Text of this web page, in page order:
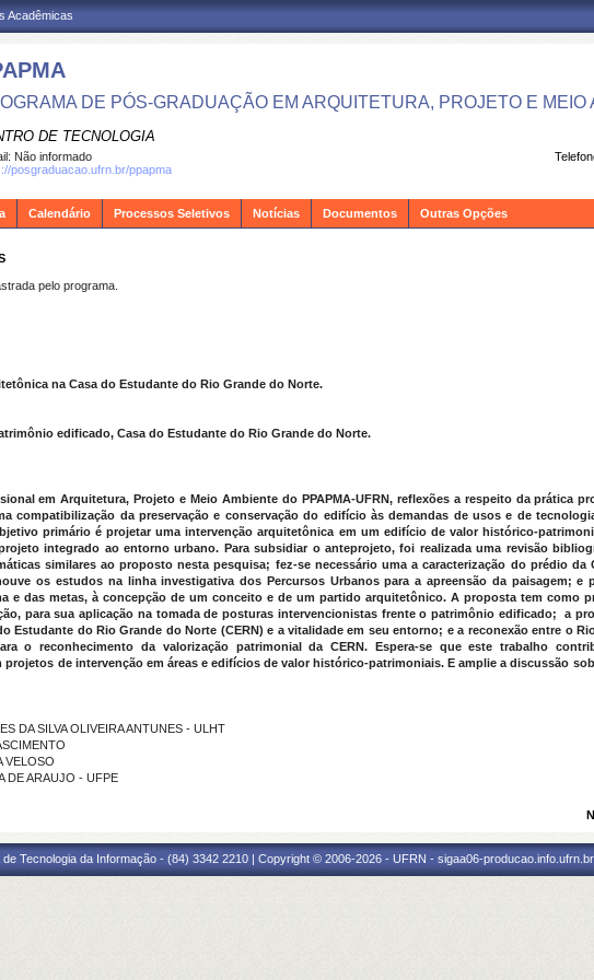
Acadêmicas
DE PÓS-GRADUAÇÃO EM ARQUITETURA, PROJETO E MEIO
DE TECNOLOGIA
Não informado
posgraduacao.ufrn.br/ppapma
Calendário Processos Seletivos Notícias Documentos Outras Opções
pelo programa.
na Casa do Estudante do Rio Grande do Norte.
edificado, Casa do Estudante do Rio Grande do Norte.
em Arquitetura, Projeto e Meio Ambiente do PPAPMA-UFRN, reflexões a respeito da prática
compatibilização da preservação e conservação do edifício às demandas de usos e de
primário é projetar uma intervenção arquitetônica em um edifício de valor histórico-
integrado ao entorno urbano. Para subsidiar o anteprojeto, foi realizada uma revisão
similares ao proposto nesta pesquisa; fez-se necessário uma a caracterização do prédio
os estudos na linha investigativa dos Percursos Urbanos para a apreensão da paisagem; e
e das metas, à concepção de um conceito e de um partido arquitetônico. A proposta tem como
para sua aplicação na tomada de posturas intervencionistas frente o patrimônio edificado; a
Estudante do Rio Grande do Norte (CERN) e a vitalidade em seu entorno; e a reconexão entre o
o reconhecimento da valorização patrimonial da CERN. Espera-se que este trabalho
de intervenção em áreas e edifícios de valor histórico-patrimoniais. E amplie a discussão
DA SILVA OLIVEIRA ANTUNES - ULHT
VELOSO
DE ARAUJO - UFPE
de Tecnologia da Informação - (84) 3342 2210 | Copyright © 2006-2026 - UFRN - sigaa06-